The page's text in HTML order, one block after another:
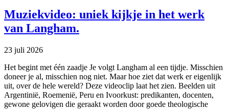
Muziekvideo: uniek kijkje in het werk
van Langham.
23 juli 2026
Het begint met één zaadje Je volgt Langham al een tijdje. Misschien
doneer je al, misschien nog niet. Maar hoe ziet dat werk er eigenlijk
uit, over de hele wereld? Deze videoclip laat het zien. Beelden uit
Argentinië, Roemenië, Peru en Ivoorkust: predikanten, docenten,
gewone gelovigen die geraakt worden door goede theologische